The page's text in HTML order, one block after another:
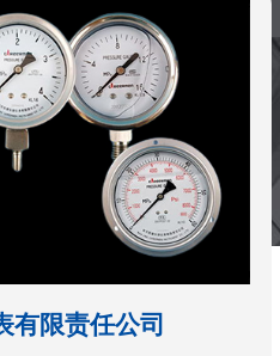
有限责任公司